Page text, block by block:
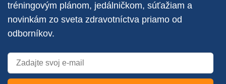
tréningovým plánom, jedálničkom, súťažiam a
novinkám zo sveta zdravotníctva priamo od
odborníkov.